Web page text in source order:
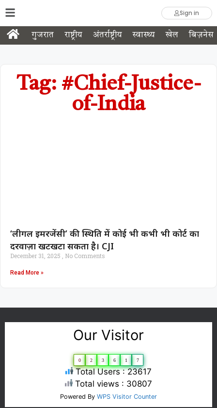
Sign in
गुजरात राष्ट्रीय अंतर्राष्ट्रीय स्वास्थ्य खेल बिज़नेस
Tag: #Chief-Justice-
of-India
‘लीगल इमरजेंसी’ की स्थिति में कोई भी कभी भी कोर्ट का
दरवाज़ा खटखटा सकता है। CJI
December 31, 2025 No Comments
Read More »
Our Visitor
0 2 3 6 1 7
Total Users : 23617
Total views : 30807
Powered By WPS Visitor Counter